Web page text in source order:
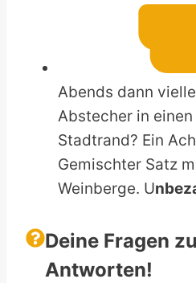
Abends dann
Abstecher in
Stadtrand? Ein
Gemischter Satz
Weinberge. U
Deine Fragen
Antworten!